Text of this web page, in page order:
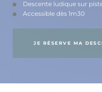
Descente ludique sur
Accessible dès 1m30
JE RÉSERVE MA